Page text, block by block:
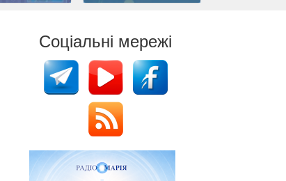
Соціальні мережі